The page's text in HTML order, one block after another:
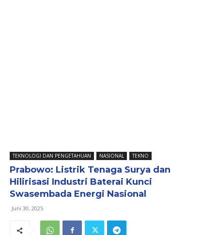
TEKNOLOGI DAN PENGETAHUAN NASIONAL TEKNO
Prabowo: Listrik Tenaga Surya dan
Hilirisasi Industri Baterai Kunci
Swasembada Energi Nasional
Juni 30, 2025